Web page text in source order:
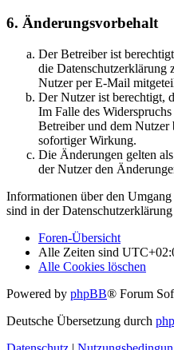
6. Änderungsvorbehalt
Der Betreiber ist
die Datenschutzerklärung
Nutzer per E-Mail
Der Nutzer ist berechtigt,
Im Falle des
Betreiber und dem Nutzer
sofortiger Wirkung.
Die Änderungen gelten
der Nutzer den
Informationen über den
sind in der
Foren-Übersicht
Alle Zeiten sind
Alle Cookies löschen
Powered by phpBB® Forum
Deutsche Übersetzung durch